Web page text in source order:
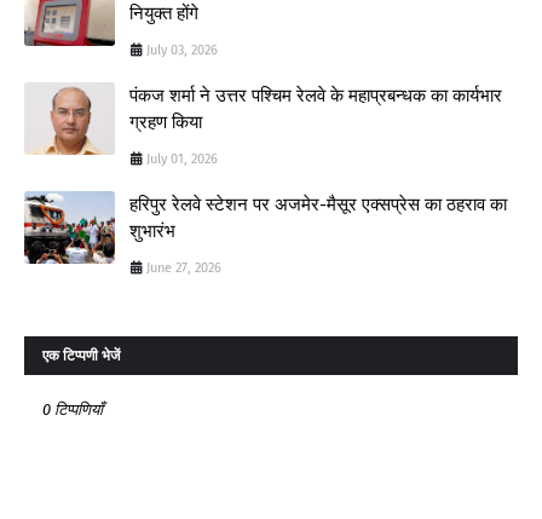
नियुक्त होंगे
July 03, 2026
पंकज शर्मा ने उत्तर पश्चिम रेलवे के महाप्रबन्धक का कार्यभार
ग्रहण किया
July 01, 2026
हरिपुर रेलवे स्टेशन पर अजमेर-मैसूर एक्सप्रेस का ठहराव का
शुभारंभ
June 27, 2026
एक टिप्पणी भेजें
0 टिप्पणियाँ